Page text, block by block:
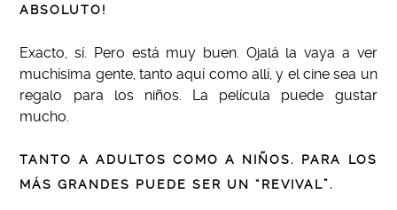
ABSOLUTO!
Exacto, sí. Pero está muy buen. Ojalá la vaya a ver
muchísima gente, tanto aquí como allí, y el cine sea un
regalo para los niños. La película puede gustar
mucho.
TANTO A ADULTOS COMO A NIÑOS. PARA LOS
MÁS GRANDES PUEDE SER UN “REVIVAL”.